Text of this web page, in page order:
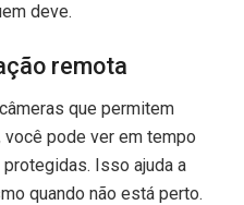
deve.
remota
que permitem
pode ver em tempo
Isso ajuda a
quando não está perto.